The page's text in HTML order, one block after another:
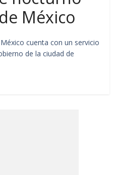
México
cuenta con un servicio
de la ciudad de